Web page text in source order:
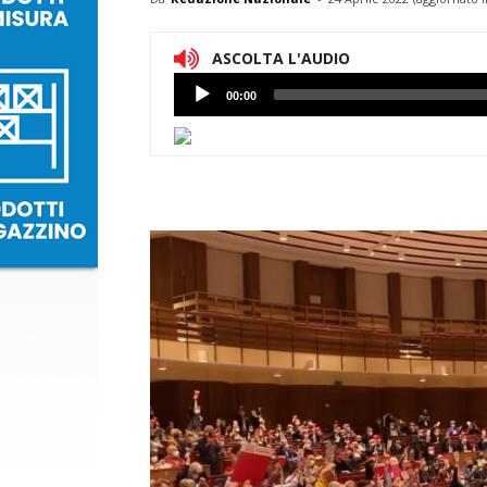
ASCOLTA L'AUDIO
Lettore
Audio
00:00